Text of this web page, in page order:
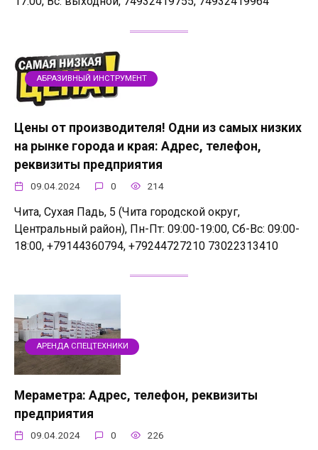
АБРАЗИВНЫЙ ИНСТРУМЕНТ
Цены от производителя! Одни из самых низких
на рынке города и края: Адрес, телефон,
реквизиты предприятия
09.04.2024 0 214
Чита, Сухая Падь, 5 (Чита городской округ,
Центральный район), Пн-Пт: 09:00-19:00, Сб-Вс: 09:00-
18:00, +79144360794, +79244727210 73022313410
АРЕНДА СПЕЦТЕХНИКИ
Мераметра: Адрес, телефон, реквизиты
предприятия
09.04.2024 0 226